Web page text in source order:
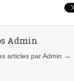
Admin
articles par Admin →